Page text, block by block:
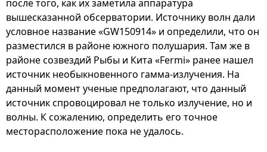
после того, как их заметила аппаратура
вышесказанной обсерватории. Источнику волн дали
условное название «GW150914» и определили, что он
разместился в районе южного полушария. Там же в
районе созвездий Рыбы и Кита «Fermi» ранее нашел
источник необыкновенного гамма-излучения. На
данный момент ученые предполагают, что данный
источник спровоцировал не только излучение, но и
волны. К сожалению, определить его точное
месторасположение пока не удалось.